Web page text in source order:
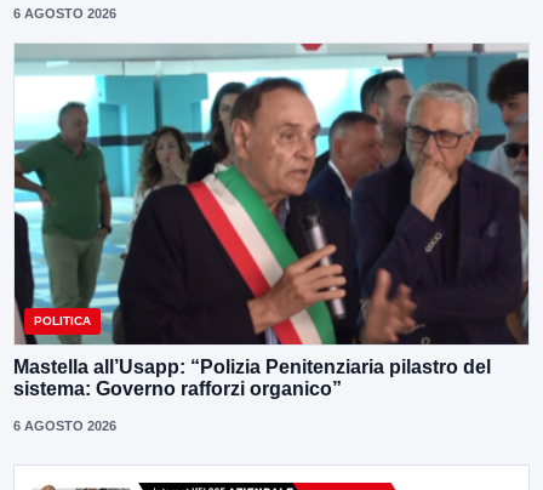
6 AGOSTO 2026
POLITICA
Mastella all’Usapp: “Polizia Penitenziaria pilastro del
sistema: Governo rafforzi organico”
6 AGOSTO 2026